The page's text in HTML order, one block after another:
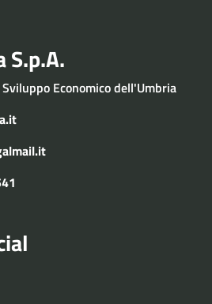
S.p.A.
Economico dell'Umbria